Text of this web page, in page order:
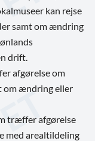
kan rejse
samt om ændring
drift.
afgørelse om
om ændring eller
træffer afgørelse
med arealtildeling